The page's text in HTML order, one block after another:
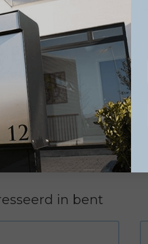
in bent